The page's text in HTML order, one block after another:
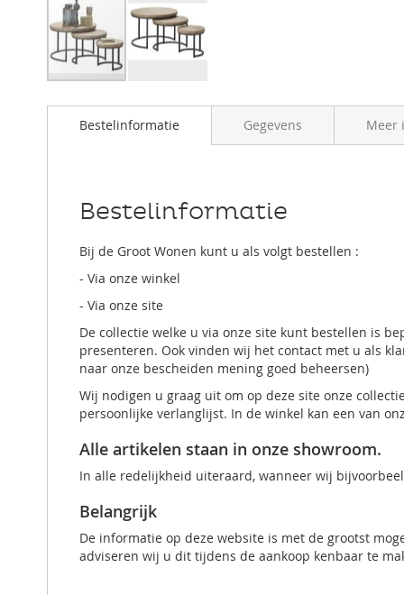
naar
afbeeldingen-
gallerij
Bestelinformatie
Bestelinformatie
Bij de Groot Wonen kunt u als volgt bestellen :
- Via onze winkel
- Via onze site
De collectie welke u via onze site kunt bestellen is
presenteren. Ook vinden wij het contact met u als
naar onze bescheiden mening goed beheersen)
Wij nodigen u graag uit om op deze site onze
persoonlijke verlanglijst. In de winkel kan een van
Alle artikelen staan in onze showroom.
In alle redelijkheid uiteraard, wanneer wij
Belangrijk
De informatie op deze website is met de grootst
adviseren wij u dit tijdens de aankoop kenbaar te
Gegevens Meer